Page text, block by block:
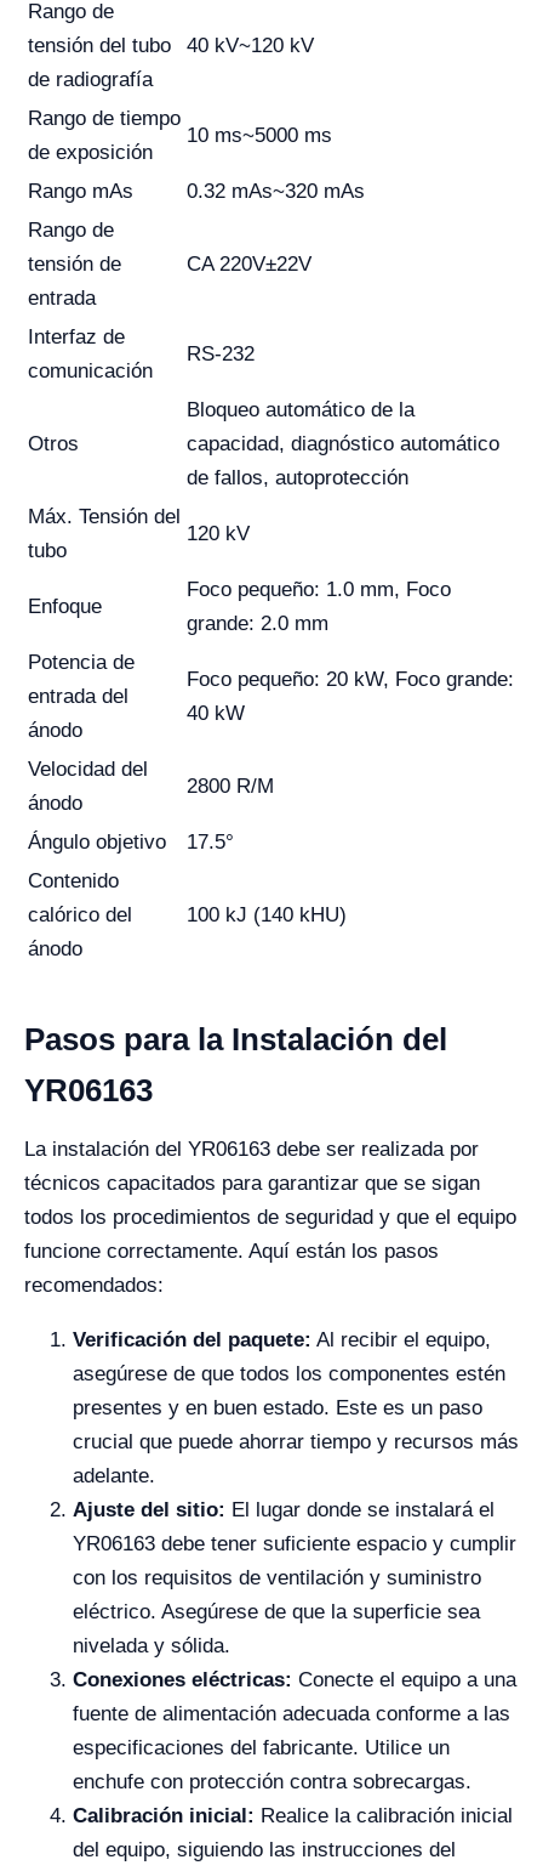
Rango de
tensión del tubo
de radiografía
40 kV~120 kV
Rango de tiempo
de exposición
10 ms~5000 ms
Rango mAs
0.32 mAs~320 mAs
Rango de
tensión de
entrada
CA 220V±22V
Interfaz de
comunicación
RS-232
Otros
Bloqueo automático de la
capacidad, diagnóstico automático
de fallos, autoprotección
Máx. Tensión del
tubo
120 kV
Enfoque
Foco pequeño: 1.0 mm, Foco
grande: 2.0 mm
Potencia de
entrada del
ánodo
Foco pequeño: 20 kW, Foco grande:
40 kW
Velocidad del
ánodo
2800 R/M
Ángulo objetivo
17.5°
Contenido
calórico del
ánodo
100 kJ (140 kHU)
Pasos para la Instalación del
YR06163
La instalación del YR06163 debe ser realizada por
técnicos capacitados para garantizar que se sigan
todos los procedimientos de seguridad y que el equipo
funcione correctamente. Aquí están los pasos
recomendados:
Verificación del paquete: Al recibir el equipo,
asegúrese de que todos los componentes estén
presentes y en buen estado. Este es un paso
crucial que puede ahorrar tiempo y recursos más
adelante.
Ajuste del sitio: El lugar donde se instalará el
YR06163 debe tener suficiente espacio y cumplir
con los requisitos de ventilación y suministro
eléctrico. Asegúrese de que la superficie sea
nivelada y sólida.
Conexiones eléctricas: Conecte el equipo a una
fuente de alimentación adecuada conforme a las
especificaciones del fabricante. Utilice un
enchufe con protección contra sobrecargas.
Calibración inicial: Realice la calibración inicial
del equipo, siguiendo las instrucciones del